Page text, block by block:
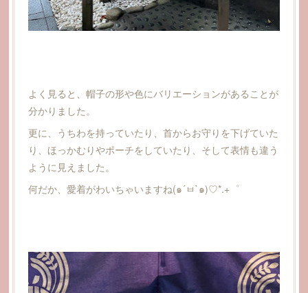
よく見ると、帽子の形や色にバリエーションがあることが
分かりました。
更に、うちわを持っていたり、首からお守りを下げていた
り、ほっかむりやポーチをしていたり、そして表情も違う
ように見えました。
何だか、愛着がわいちゃいますね(๑´ㅂ`๑)♡*.+゜